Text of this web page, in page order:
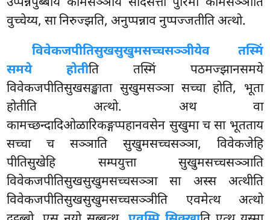
वुच्चेय्य, सा निरुज्झति, अनुप्पन्नाव नुप्पज्जतीति अत्थो.
विवेकजपीतिसुखसुखुमसच्चसञ्ञीयेव तस्मिं
समये होतीति तस्मिं पठमज्झानसमये
विवेकजपीतिसुखसङ्खाता सुखुमसञ्ञा सच्चा होति, भूता
होतीति अत्थो. अथ वा
कामच्छन्दादिओळारिकङ्गप्पहानवसेन सुखुमा च सा भूतताय
सच्चा च सञ्ञाति सुखुमसच्चसञ्ञा, विवेकजेहि
पीतिसुखेहि सम्पयुत्ता सुखुमसच्चसञ्ञाति
विवेकजपीतिसुखसुखुमसच्चसञ्ञा सा अस्स अत्थीति
विवेकजपीतिसुखसुखुमसच्चसञ्ञीति एवमेत्थ अत्थो